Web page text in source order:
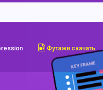
Футажи скачать